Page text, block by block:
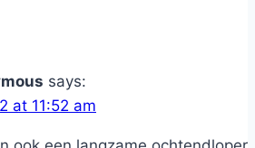
says:
at 11:52 am